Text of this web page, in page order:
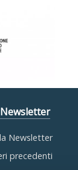
Newsletter
Newsletter
precedenti